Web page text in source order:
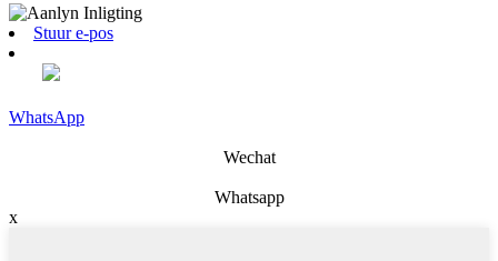
Stuur e-pos
WhatsApp
Wechat
Whatsapp
x